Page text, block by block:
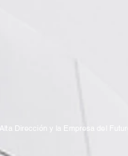
Dirección y la Empresa del Futuro